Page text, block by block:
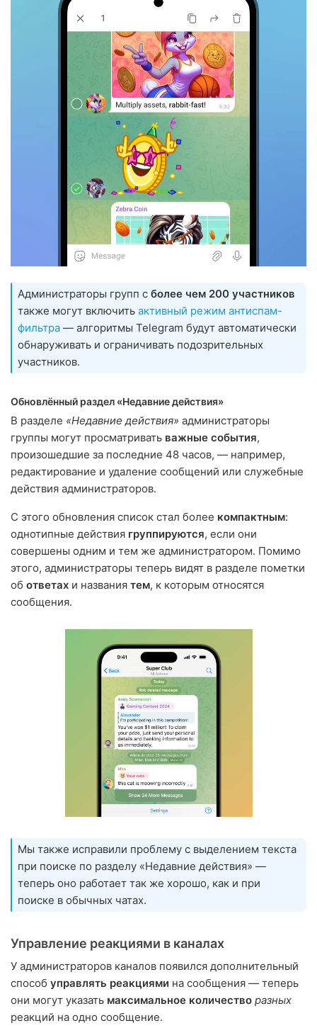
Администраторы групп с более чем 200 участников
также могут включить активный режим антиспам-
фильтра — алгоритмы Telegram будут автоматически
обнаруживать и ограничивать подозрительных
участников.
Обновлённый раздел «Недавние действия»
В разделе «Недавние действия» администраторы
группы могут просматривать важные события,
произошедшие за последние 48 часов, — например,
редактирование и удаление сообщений или служебные
действия администраторов.
С этого обновления список стал более компактным:
однотипные действия группируются, если они
совершены одним и тем же администратором. Помимо
этого, администраторы теперь видят в разделе пометки
об ответах и названия тем, к которым относятся
сообщения.
Мы также исправили проблему с выделением текста
при поиске по разделу «Недавние действия» —
теперь оно работает так же хорошо, как и при
поиске в обычных чатах.
Управление реакциями в каналах
У администраторов каналов появился дополнительный
способ управлять реакциями на сообщения — теперь
они могут указать максимальное количество разных
реакций на одно сообщение.